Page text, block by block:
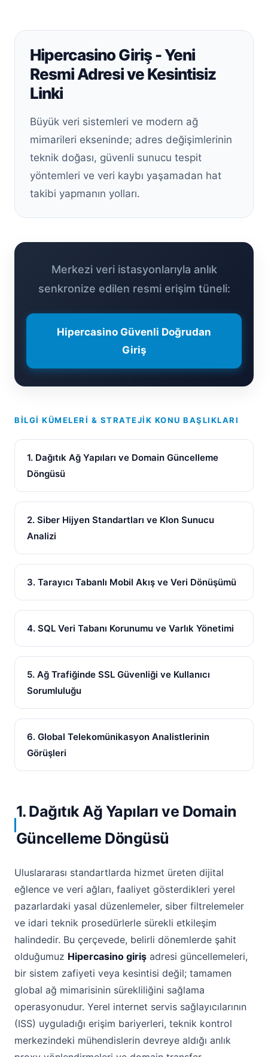
Hipercasino Giriş - Yeni
Resmi Adresi ve Kesintisiz
Linki
Büyük veri sistemleri ve modern ağ
mimarileri ekseninde; adres değişimlerinin
teknik doğası, güvenli sunucu tespit
yöntemleri ve veri kaybı yaşamadan hat
takibi yapmanın yolları.
Merkezi veri istasyonlarıyla anlık
senkronize edilen resmi erişim tüneli:
Hipercasino Güvenli Doğrudan
Giriş
BILGI KÜMELERI & STRATEJIK KONU BAŞLIKLARI
1. Dağıtık Ağ Yapıları ve Domain Güncelleme
Döngüsü
2. Siber Hijyen Standartları ve Klon Sunucu
Analizi
3. Tarayıcı Tabanlı Mobil Akış ve Veri Dönüşümü
4. SQL Veri Tabanı Korunumu ve Varlık Yönetimi
5. Ağ Trafiğinde SSL Güvenliği ve Kullanıcı
Sorumluluğu
6. Global Telekomünikasyon Analistlerinin
Görüşleri
1. Dağıtık Ağ Yapıları ve Domain
Güncelleme Döngüsü
Uluslararası standartlarda hizmet üreten dijital
eğlence ve veri ağları, faaliyet gösterdikleri yerel
pazarlardaki yasal düzenlemeler, siber filtrelemeler
ve idari teknik prosedürlerle sürekli etkileşim
halindedir. Bu çerçevede, belirli dönemlerde şahit
olduğumuz Hipercasino giriş adresi güncellemeleri,
bir sistem zafiyeti veya kesintisi değil; tamamen
global ağ mimarisinin sürekliliğini sağlama
operasyonudur. Yerel internet servis sağlayıcılarının
(ISS) uyguladığı erişim bariyerleri, teknik kontrol
merkezindeki mühendislerin devreye aldığı anlık